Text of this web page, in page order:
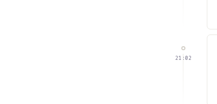
21:02